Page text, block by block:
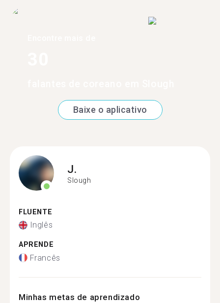
Baixe o aplicativo
J.
Slough
FLUENTE
Inglês
APRENDE
Francês
Minhas metas de aprendizado